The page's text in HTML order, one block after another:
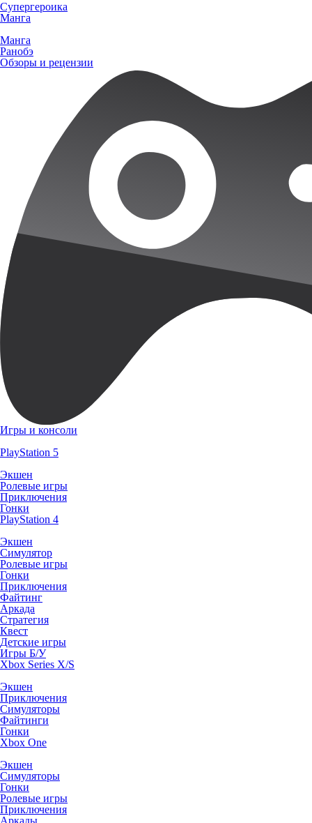
Супергероика
Манга
Манга
Ранобэ
Обзоры и рецензии
Игры и консоли
PlayStation 5
Экшен
Ролевые игры
Приключения
Гонки
PlayStation 4
Экшен
Симулятор
Ролевые игры
Гонки
Приключения
Файтинг
Аркада
Стратегия
Квест
Детские игры
Игры Б/У
Xbox Series X/S
Экшен
Приключения
Симуляторы
Файтинги
Гонки
Xbox One
Экшен
Симуляторы
Гонки
Ролевые игры
Приключения
Аркады